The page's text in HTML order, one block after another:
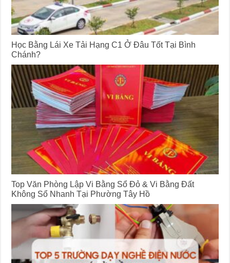
Học Bằng Lái Xe Tải Hạng C1 Ở Đâu Tốt Tại Bình
Chánh?
Top Văn Phòng Lập Vi Bằng Sổ Đỏ & Vi Bằng Đất
Không Sổ Nhanh Tại Phường Tây Hồ